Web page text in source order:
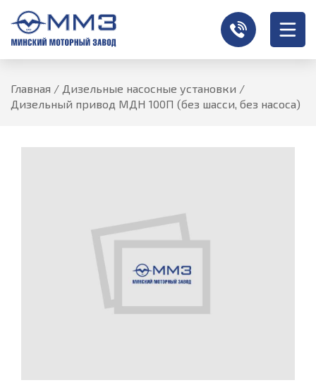
Главная / Дизельные насосные установки /
Дизельный привод МДН 100П (без шасси, без насоса)